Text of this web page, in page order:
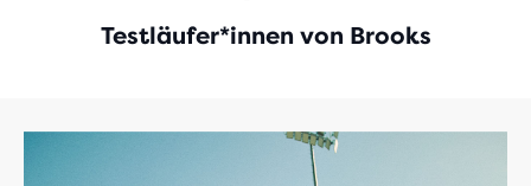
Testläufer*innen von Brooks